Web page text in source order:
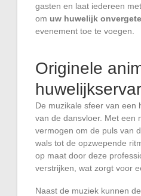
gasten en laat iedereen
om uw huwelijk
evenement toe te voegen.
Originele
De muzikale sfeer van een
van de dansvloer. Met een
vermogen om de puls van
wals tot de opzwepende
op maat door deze
verstrijken, wat zorgt voor
Naast de muziek kunnen